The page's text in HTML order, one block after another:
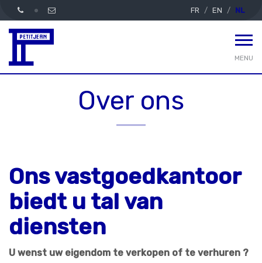
FR EN NL
MENU
Over ons
Ons vastgoedkantoor
biedt u tal van
diensten
U wenst uw eigendom te verkopen of te verhuren ?